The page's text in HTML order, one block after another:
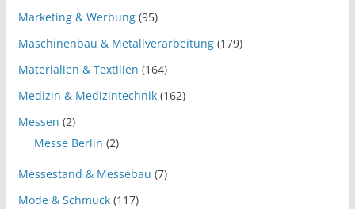
Marketing & Werbung(95)
Maschinenbau & Metallverarbeitung(179)
Materialien & Textilien (164)
Medizin & Medizintechnik(162)
Messen (2)
Messe Berlin (2)
Messestand & Messebau (7)
Mode & Schmuck(117)